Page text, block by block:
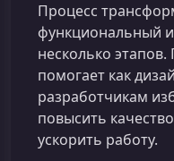
Процесс
функциональный
несколько
помогает как
разработчикам
повысить
ускорить работу.